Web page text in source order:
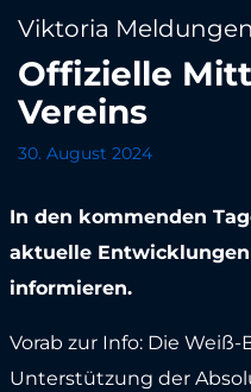
Viktoria Meldungen
Offizielle
Vereins
30. August 2024
In den kommenden
aktuelle
informieren.
Vorab zur Info: Die
Unterstützung der